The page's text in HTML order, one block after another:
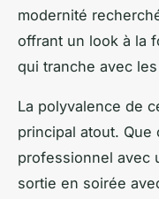
modernité
offrant un look à la
qui tranche avec
La polyvalence de
principal atout.
professionnel avec
sortie en soirée